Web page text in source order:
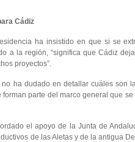
Cádiz
ha insistido en que si se
a la región, “significa que Cádiz
proyectos”.
ha dudado en detallar cuáles son
forman parte del marco general que
el apoyo de la Junta de
de las Aletas y de la antigua